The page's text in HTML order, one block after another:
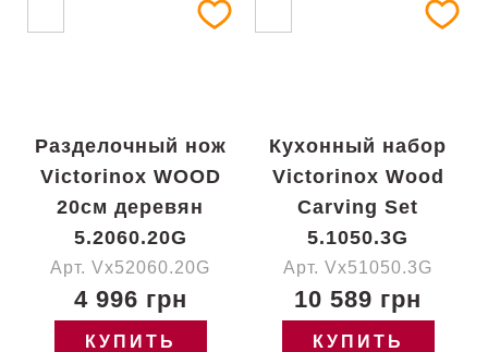
Разделочный нож
Victorinox WOOD
20см деревян
5.2060.20G
Арт. Vx52060.20G
4 996 грн
КУПИТЬ
Кухонный набор
Victorinox Wood
Carving Set
5.1050.3G
Арт. Vx51050.3G
10 589 грн
КУПИТЬ